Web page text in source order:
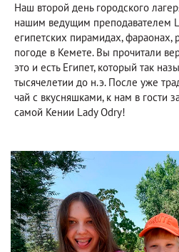
Наш второй день городского
нашим ведущим преподавателем
египетских пирамидах,
погоде в Кемете. Вы прочитали
это и есть Египет, который так
тысячелетии до н.э. После уже
чай с вкусняшками, к нам в гости
самой Кении Lady Odry!